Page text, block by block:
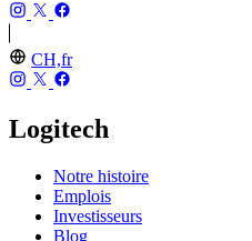
CH,fr
Logitech
Notre histoire
Emplois
Investisseurs
Blog